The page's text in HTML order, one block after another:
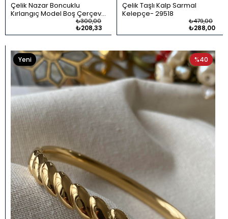
Çelik Nazar Boncuklu
Kırlangıç Model Boş Çerçeve
₺208,33
₺300,00
Çelik Taşlı Kalp Sarmal
Kelepçe 29518
₺288,00
₺479,00
%40
Yeni
Ürün